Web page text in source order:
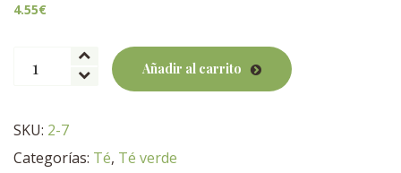
4.55€
BIO
Añadir al carrito
SKU: 2-7
Categorías: Té, Té verde